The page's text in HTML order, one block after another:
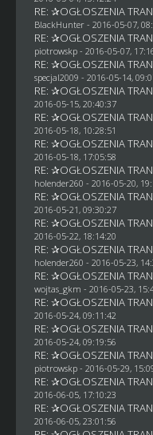
RE: ✰OGŁOSZENIA
BlackHunter- 2016-05-07,
RE: ✰OGŁOSZENIA
piotrowskp- 2016-05-07,
RE: ✰OGŁOSZENIA
specjal2009 - 2016-05-14,
RE: ✰OGŁOSZENIA
2016-05-15, 20:40:37
RE: ✰OGŁOSZENIA
2016-05-18, 10:28:51
RE: ✰OGŁOSZENIA
2016-05-18, 17:05:58
RE: ✰OGŁOSZENIA
holender260 - 2016-05-20,
RE: ✰OGŁOSZENIA
2016-05-21, 09:30:27
RE: ✰OGŁOSZENIA
2016-05-22, 18:14:20
RE: ✰OGŁOSZENIA
holender260 - 2016-05-23,
RE: ✰OGŁOSZENIA
wojtas_gkm - 2016-05-23,
RE: ✰OGŁOSZENIA
2016-05-24, 09:11:42
RE: ✰OGŁOSZENIA
2016-05-24, 09:19:56
RE: ✰OGŁOSZENIA
piotrowskp- 2016-05-29,
RE: ✰OGŁOSZENIA
2016-06-05, 17:10:23
RE: ✰OGŁOSZENIA
2016-06-05, 23:01:56